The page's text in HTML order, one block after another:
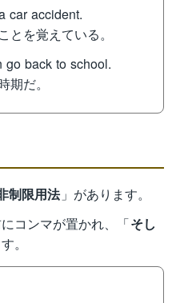
car accident.
を覚えている。
go back to school.
だ。
制限用法 」があります。
コンマが置かれ、「そし
。